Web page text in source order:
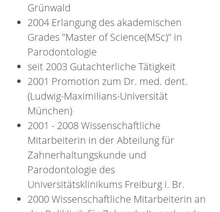
Grünwald
2004 Erlangung des akademischen
Grades "Master of Science(MSc)" in
Parodontologie
seit 2003 Gutachterliche Tätigkeit
2001 Promotion zum Dr. med. dent.
(Ludwig-Maximilians-Universität
München)
2001 - 2008 Wissenschaftliche
Mitarbeiterin in der Abteilung für
Zahnerhaltungskunde und
Parodontologie des
Universitätsklinikums Freiburg i. Br.
2000 Wissenschaftliche Mitarbeiterin an